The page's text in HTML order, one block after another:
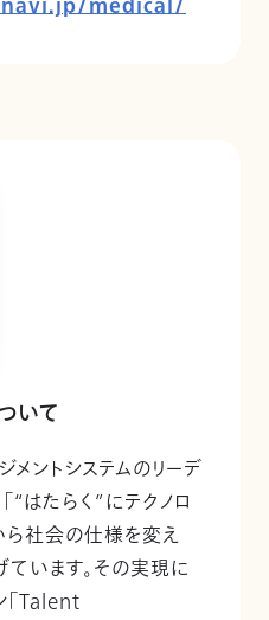
medical/
いて
メントシステムのリーデ
“はたらく”にテクノロ
ら社会の仕様を変え
ています。その実現に
「Talent